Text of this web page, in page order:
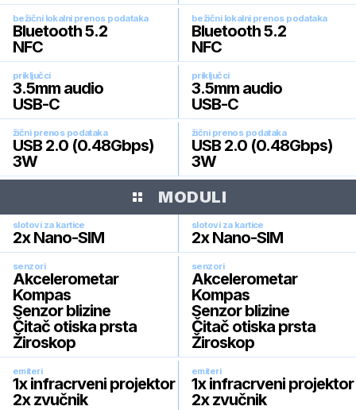
bežični lokalni prenos podataka
Bluetooth 5.2
NFC
bežični lokalni prenos podataka
Bluetooth 5.2
NFC
priključci
3.5mm audio
USB-C
priključci
3.5mm audio
USB-C
žični prenos podataka
USB 2.0 (0.48Gbps)
3W
žični prenos podataka
USB 2.0 (0.48Gbps)
3W
MODULI
slotovi za kartice
2x Nano-SIM
slotovi za kartice
2x Nano-SIM
senzori
Akcelerometar
Kompas
Senzor blizine
Čitač otiska prsta
Žiroskop
senzori
Akcelerometar
Kompas
Senzor blizine
Čitač otiska prsta
Žiroskop
emiteri
1x infracrveni projektor
2x zvučnik
emiteri
1x infracrveni projektor
2x zvučnik